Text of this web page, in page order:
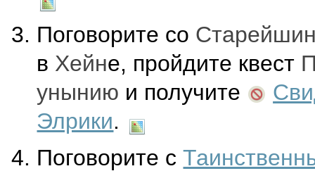
Поговорите со
в Хейне, пройдите квест
унынию и получите
Элрики.
Поговорите с